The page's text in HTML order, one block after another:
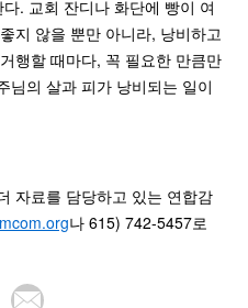
. 교회 잔디나 화단에 빵이 여
지 않을 뿐만 아니라, 낭비하고
행할 때마다, 꼭 필요한 만큼만
님의 살과 피가 낭비되는 일이
자료를 담당하고 있는 연합감
나 615) 742-5457로